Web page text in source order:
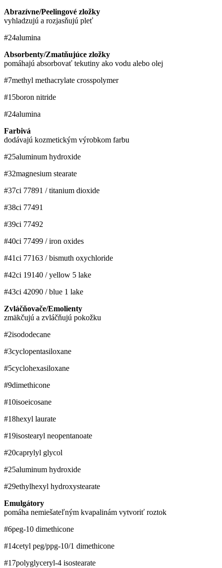
Abrazívne/Peelingové zložky
vyhladzujú a rozjasňujú pleť
#24alumina
Absorbenty/Zmatňujúce zložky
pomáhajú absorbovať tekutiny ako vodu alebo olej
#7methyl methacrylate crosspolymer
#15boron nitride
#24alumina
Farbivá
dodávajú kozmetickým výrobkom farbu
#25aluminum hydroxide
#32magnesium stearate
#37ci 77891 / titanium dioxide
#38ci 77491
#39ci 77492
#40ci 77499 / iron oxides
#41ci 77163 / bismuth oxychloride
#42ci 19140 / yellow 5 lake
#43ci 42090 / blue 1 lake
Zvláčňovače/Emolienty
zmäkčujú a zvláčňujú pokožku
#2isododecane
#3cyclopentasiloxane
#5cyclohexasiloxane
#9dimethicone
#10isoeicosane
#18hexyl laurate
#19isostearyl neopentanoate
#20caprylyl glycol
#25aluminum hydroxide
#29ethylhexyl hydroxystearate
Emulgátory
pomáha nemiešateľným kvapalinám vytvoriť roztok
#6peg-10 dimethicone
#14cetyl peg/ppg-10/1 dimethicone
#17polyglyceryl-4 isostearate